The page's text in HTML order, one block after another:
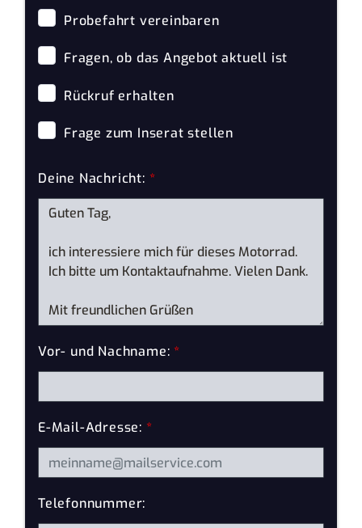
Probefahrt vereinbaren
Fragen, ob das Angebot aktuell ist
Rückruf erhalten
Frage zum Inserat stellen
Deine Nachricht: *
Vor- und Nachname:*
E-Mail-Adresse: *
Telefonnummer: